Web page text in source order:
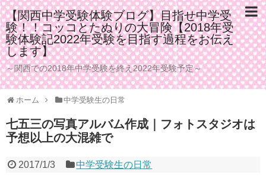
【関西中学受験体験ブログ】目指せ中学受
験！！コッコとたぬりの大冒険【2018年受
験体験記2022年受験を目指す過程をお伝え
します】
～関西での2018年中学受験を終え2022年受験予定～
ホーム 中学受験生の日常
七五三の写真アルバム作成｜フォトスタジオは
予想以上の大混雑で
2017/1/3 中学受験生の日常